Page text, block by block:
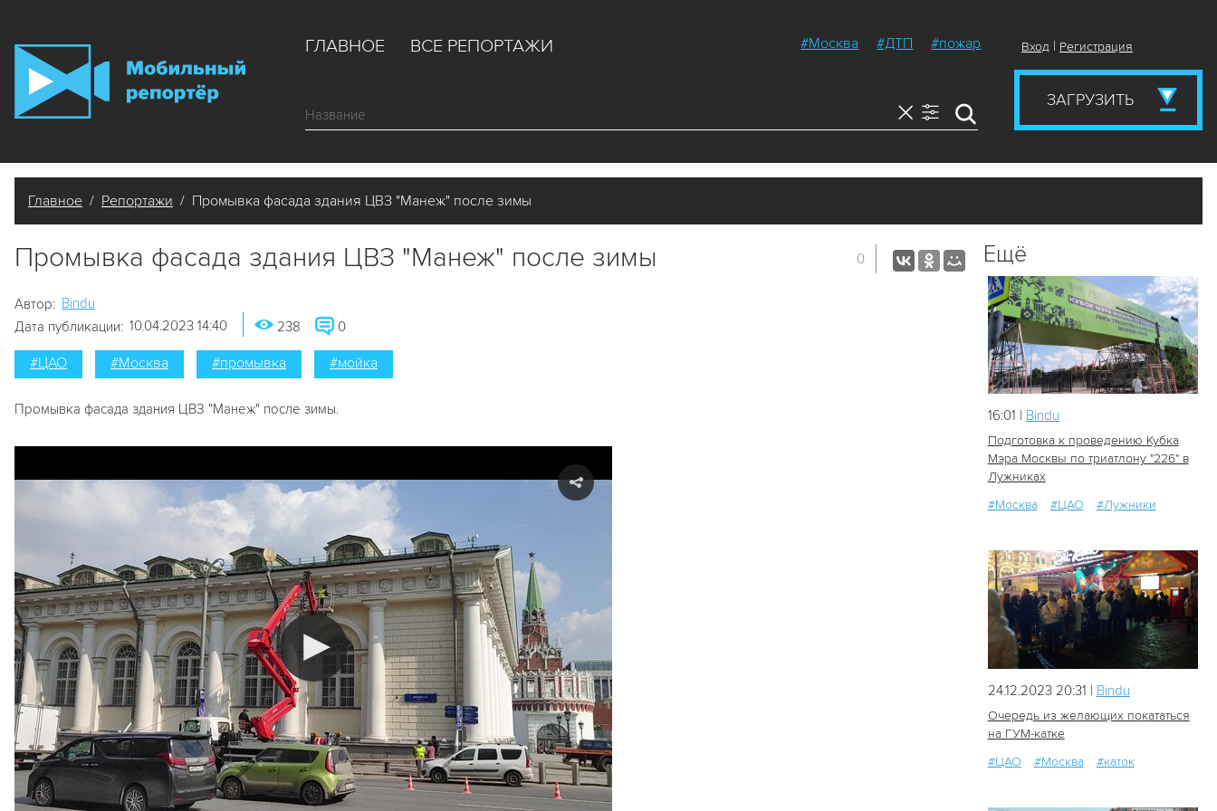
ГЛАВНОЕ ВСЕ РЕПОРТАЖИ #Москва #ДТП #пожар Вход | Регистрация
ЗАГРУЗИТЬ
Главное / Репортажи / Промывка фасада здания ЦВЗ "Манеж" после зимы
Промывка фасада здания ЦВЗ "Манеж" после зимы 0
Автор: Bindu
Дата публикации: 10.04.2023 14:40 238 0
#ЦАО #Москва #промывка #мойка
Промывка фасада здания ЦВЗ "Манеж" после зимы.
Ещё
16:01 | Bindu
Подготовка к проведению Кубка
Мэра Москвы по триатлону "226" в
Лужниках
#Москва
#ЦАО #Лужники
607
24.12.2023 20:31 | Bindu
Очередь из желающих покататься
на ГУМ-катке
#ЦАО
#Москва #каток